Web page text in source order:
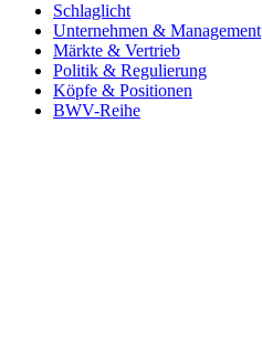
Schlaglicht
Unternehmen & Management
Märkte & Vertrieb
Politik & Regulierung
Köpfe & Positionen
BWV-Reihe